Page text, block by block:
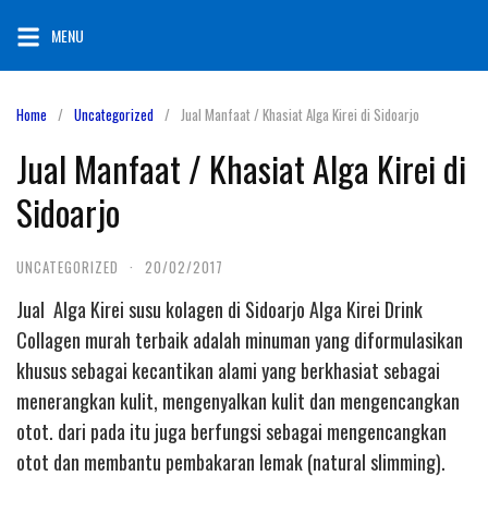
content
MENU
Home Uncategorized Jual Manfaat / Khasiat Alga Kirei di Sidoarjo
Jual Manfaat / Khasiat Alga Kirei di
Sidoarjo
UNCATEGORIZED · 20/02/2017
Jual Alga Kirei susu kolagen di Sidoarjo Alga Kirei Drink
Collagen murah terbaik adalah minuman yang diformulasikan
khusus sebagai kecantikan alami yang berkhasiat sebagai
menerangkan kulit, mengenyalkan kulit dan mengencangkan
otot. dari pada itu juga berfungsi sebagai mengencangkan
otot dan membantu pembakaran lemak (natural slimming).